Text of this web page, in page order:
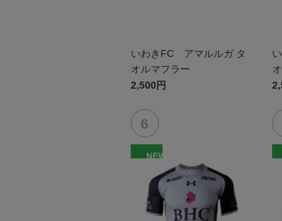
いわきFC アマルルガ タ
オルマフラー
2,500円
NEW